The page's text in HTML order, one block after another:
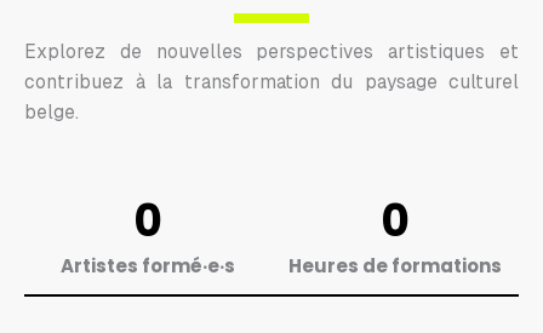
Explorez de nouvelles perspectives artistiques et
contribuez à la transformation du paysage culturel
belge.
Artistes formé‧e‧s
0
Heures de formations
0